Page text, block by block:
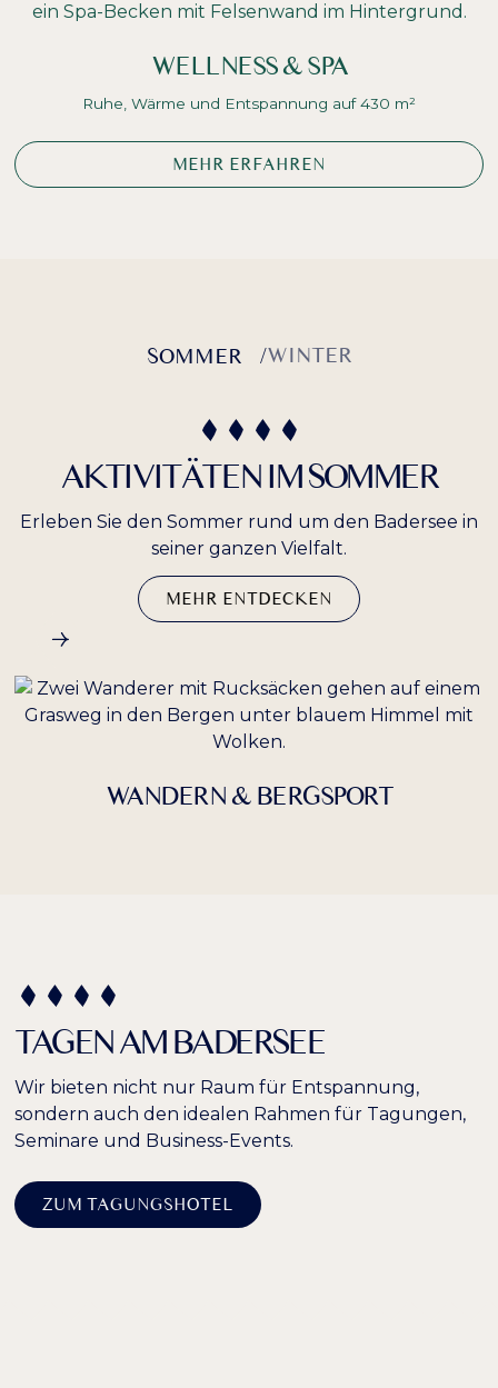
WELLNESS & SPA
Ruhe, Wärme und Entspannung auf 430 m²
MEHR ERFAHREN
SOMMER /WINTER
AKTIVITÄTEN IM SOMMER
Erleben Sie den Sommer rund um den Badersee in
seiner ganzen Vielfalt.
MEHR ENTDECKEN
WANDERN & BERGSPORT
TAGEN AM BADERSEE
Wir bieten nicht nur Raum für Entspannung,
sondern auch den idealen Rahmen für Tagungen,
Seminare und Business-Events.
ZUM TAGUNGSHOTEL